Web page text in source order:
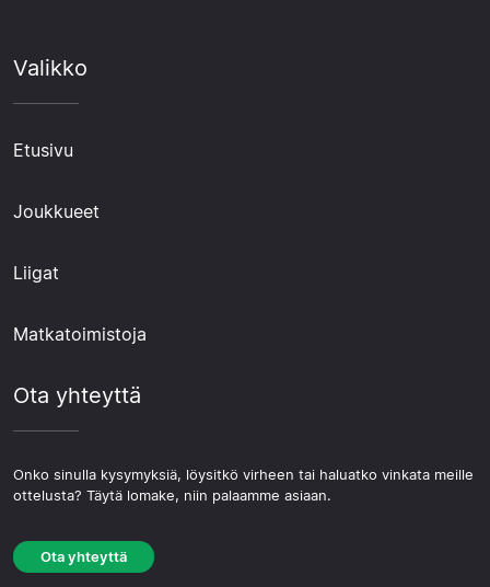
Valikko
Etusivu
Joukkueet
Liigat
Matkatoimistoja
Ota yhteyttä
Onko sinulla kysymyksiä, löysitkö virheen tai haluatko vinkata meille
ottelusta? Täytä lomake, niin palaamme asiaan.
Ota yhteyttä